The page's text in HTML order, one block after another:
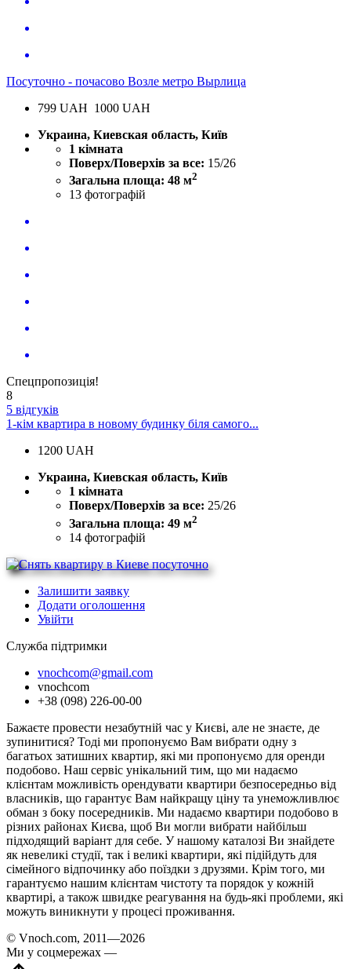
Посуточно - почасово Возле метро Вырлица
799 UAH 1000 UAH
Украина, Киевская область, Київ
1 кімната
Поверх/Поверхів за все: 15/26
Загальна площа: 48 м2
13 фотографій
Спецпропозиція!
8
5 відгуків
1-кім квартира в новому будинку біля самого...
1200 UAH
Украина, Киевская область, Київ
1 кімната
Поверх/Поверхів за все: 25/26
Загальна площа: 49 м2
14 фотографій
Залишити заявку
Додати оголошення
Увійти
Служба підтримки
vnochcom@gmail.com
vnochcom
+38 (098) 226-00-00
Бажаєте провести незабутній час у Києві, але не знаєте, де
зупинитися? Тоді ми пропонуємо Вам вибрати одну з
багатьох затишних квартир, які ми пропонуємо для оренди
подобово. Наш сервіс унікальний тим, що ми надаємо
клієнтам можливість орендувати квартири безпосередньо від
власників, що гарантує Вам найкращу ціну та унеможливлює
обман з боку посередників. Ми надаємо квартири подобово в
різних районах Києва, щоб Ви могли вибрати найбільш
підходящий варіант для себе. У нашому каталозі Ви знайдете
як невеликі студії, так і великі квартири, які підійдуть для
сімейного відпочинку або поїздки з друзями. Крім того, ми
гарантуємо нашим клієнтам чистоту та порядок у кожній
квартирі, а також швидке реагування на будь-які проблеми, які
можуть виникнути у процесі проживання.
© Vnoch.com, 2011—2026
Ми у соцмережах —